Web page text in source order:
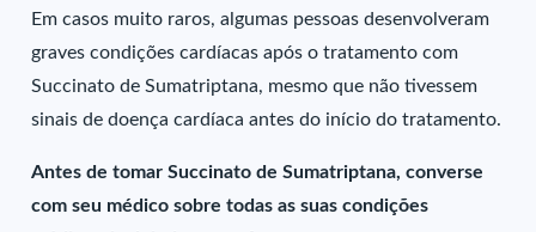
Em casos muito raros, algumas pessoas desenvolveram
graves condições cardíacas após o tratamento com
Succinato de Sumatriptana, mesmo que não tivessem
sinais de doença cardíaca antes do início do tratamento.
Antes de tomar Succinato de Sumatriptana, converse
com seu médico sobre todas as suas condições